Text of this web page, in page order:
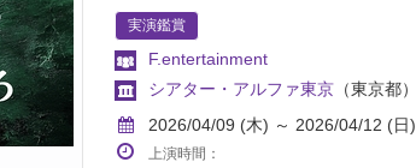
実演鑑賞
F.entertainment
シアター・アルファ東京 （東京都）
2026/04/09 (木) ～ 2026/04/12 (日)
上演時間：